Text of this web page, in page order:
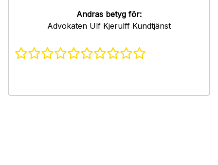
Andras betyg för:
Advokaten Ulf Kjerulff Kundtjänst